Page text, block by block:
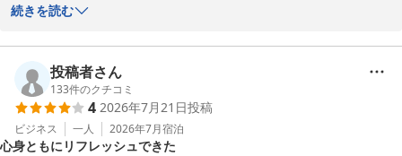
また、月刊京都をお楽しみいただけたとのこと、私たちも嬉しく感
じています。
今後も快適にご滞在いただけるよう努めてまいりますので、またの
お越しをお待ちしております。
続きを読む
投稿者さん
133件のクチコミ
4 2026年7月21日投稿
ビジネス 一人 2026年7月宿泊
心身ともにリフレッシュできた